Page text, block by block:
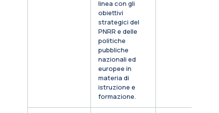
linea con gli
obiettivi
strategici del
PNRR e delle
politiche
pubbliche
nazionali ed
europee in
materia di
istruzione e
formazione.